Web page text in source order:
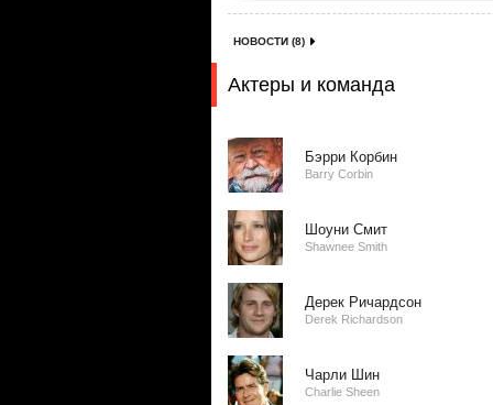
НОВОСТИ (8)
Актеры и команда
Бэрри Корбин
Barry Corbin
Шоуни Смит
Shawnee Smith
Дерек Ричардсон
Derek Richardson
Чарли Шин
Charlie Sheen